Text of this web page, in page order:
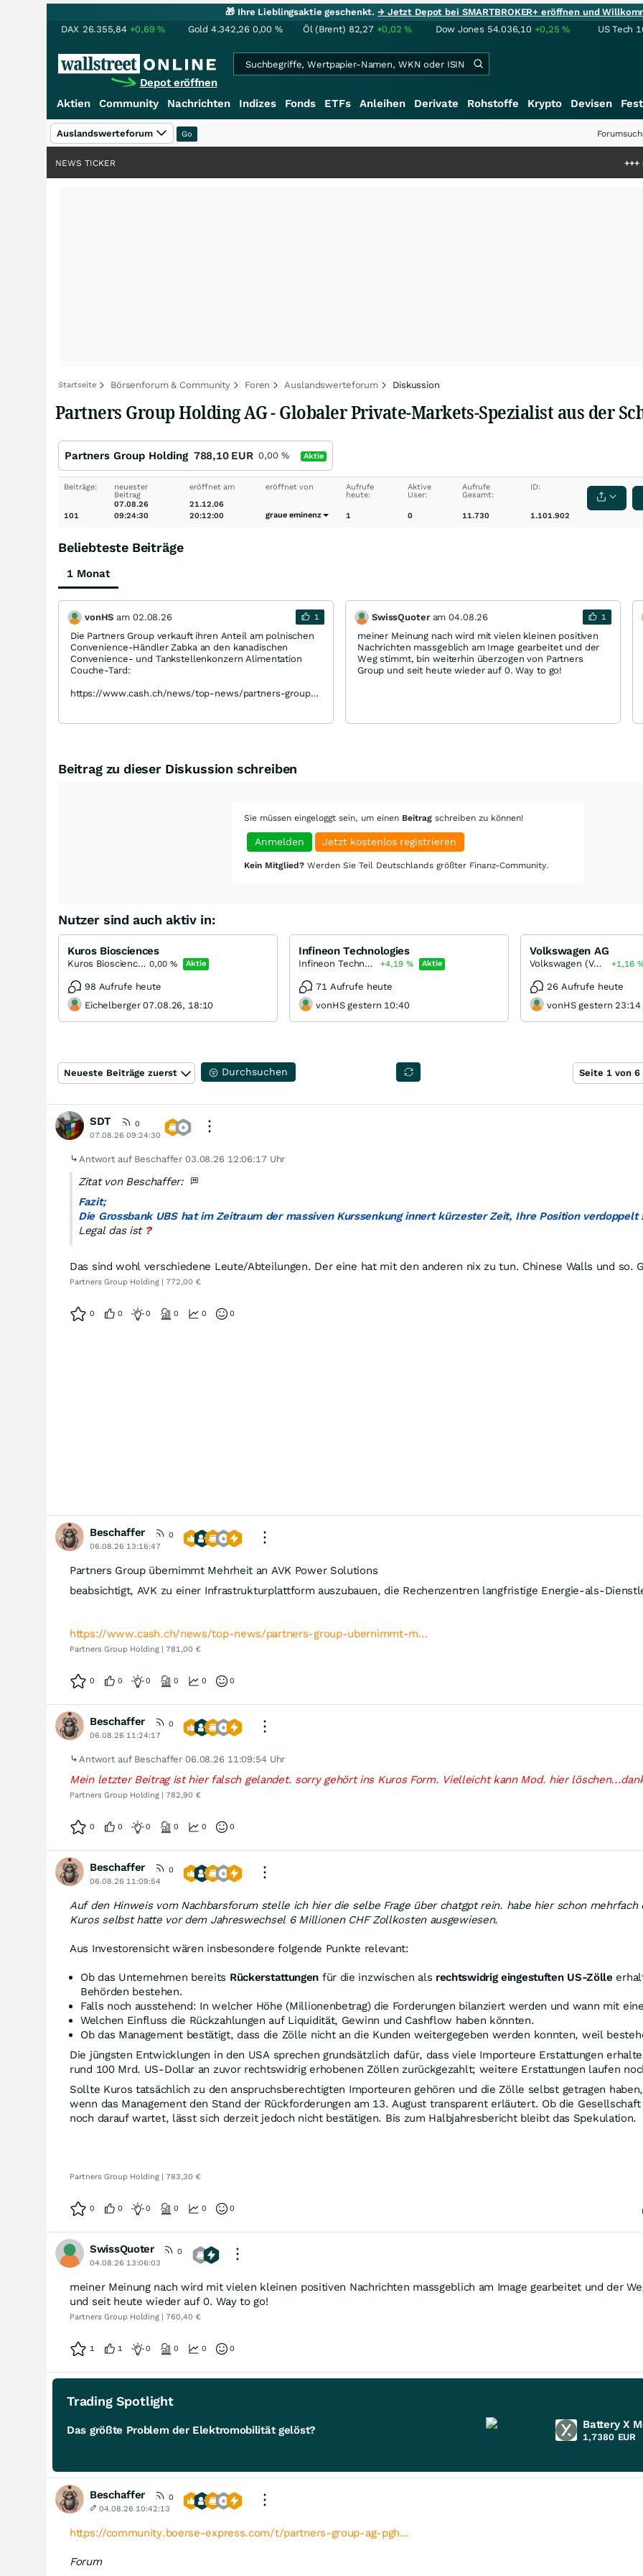
🎁 Ihre Lieblingsaktie geschenkt.→ Jetzt Depot bei SMARTBROKER+ eröffnen und
DAX 26.355,84 +0,69% Gold 4.342,26 0,00 % Öl (Brent) 82,27 +0,02% Dow Jones 54.036,10 +0,25% US Tech
Depot eröffnen
Aktien Community Nachrichten Indizes Fonds ETFs Anleihen Derivate Rohstoffe Krypto Devisen
Auslandswerteforum
Saga bei
NEWS TICKER
Startseite Börsenforum & Community Foren Auslandswerteforum Diskussion
Partners Group Holding AG - Globaler Private‑Markets‑Spezialist aus der
Partners Group Holding 788,10 EUR 0,00 % Aktie
Beiträge:
101
neuester
Beitrag
07.08.26
09:24:30
eröffnet am
21.12.06
20:12:00
eröffnet von
graue eminenz
Aufrufe
heute:
1
Aktive
User:
0
Aufrufe
Gesamt:
11.730
ID:
1.101.902
Beliebteste Beiträge
1 Monat
vonHS am 02.08.26 1
Die Partners Group verkauft ihren Anteil am polnischen
Convenience-Händler Zabka an den kanadischen
Convenience- und Tankstellenkonzern Alimentation
Couche-Tard:
https://www.cash.ch/news/top-news/partners-group-
SwissQuoter am04.08.26 1
meiner Meinung nach wird mit vielen kleinen positiven
Nachrichten massgeblich am Image gearbeitet und der
Weg stimmt, bin weiterhin überzogen von Partners
Group und seit heute wieder auf 0. Way to go!
Beitrag zu dieser Diskussion schreiben
Sie müssen eingeloggt sein, um einen Beitrag schreiben zu können!
Anmelden Jetzt kostenlos registrieren
Kein Mitglied? Werden Sie Teil Deutschlands größter Finanz-Community.
Nutzer sind auch aktiv in:
Kuros Biosciences
Kuros Biosciences 0,00 % Aktie
98 Aufrufe heute
Eichelberger 07.08.26, 18:10
Infineon Technologies
Infineon Technologies +4,19% Aktie
71 Aufrufe heute
vonHS gestern 10:40
Volkswagen AG
Volkswagen (VW) Vz +1,16
26 Aufrufe heute
vonHS gestern 23:14
Neueste Beiträge zuerst Durchsuchen Seite 1 von 6
SDT
0
07.08.26 09:24:30
Antwort auf Beschaffer03.08.26 12:06:17 Uhr
Zitat von Beschaffer:
Fazit;
Die Grossbank UBS hat im Zeitraum der massiven Kurssenkung innert kürzester Zeit, Ihre Position verdoppelt
Legal das ist ?
Das sind wohl verschiedene Leute/Abteilungen. Der eine hat mit den anderen nix zu tun. Chinese Walls und so.
Partners Group Holding | 772,00 €
0 0 0 0 0 0
Beschaffer
0
06.08.26 13:16:47
Partners Group übernimmt Mehrheit an AVK Power Solutions
beabsichtigt, AVK zu einer Infrastrukturplattform auszubauen, die Rechenzentren langfristige Energie-als-
https://www.cash.ch/news/top-news/partners-group-ubernimmt-m…
Partners Group Holding | 781,00 €
0 0 0 0 0 0
Beschaffer
0
06.08.26 11:24:17
Antwort auf Beschaffer06.08.26 11:09:54 Uhr
Mein letzter Beitrag ist hier falsch gelandet. sorry gehört ins Kuros Form. Vielleicht kann Mod. hier
Partners Group Holding | 782,90 €
0 0 0 0 0 0
Beschaffer
0
06.08.26 11:09:54
Auf den Hinweis vom Nachbarsforum stelle ich hier die selbe Frage über chatgpt rein. habe hier schon mehrfach
Kuros selbst hatte vor dem Jahreswechsel 6 Millionen CHF Zollkosten ausgewiesen.
Aus Investorensicht wären insbesondere folgende Punkte relevant:
Ob das Unternehmen bereits Rückerstattungen für die inzwischen als rechtswidrig eingestuften US-Zölle
Behörden bestehen.
Falls noch ausstehend: In welcher Höhe (Millionenbetrag) die Forderungen bilanziert werden und wann mit
Welchen Einfluss die Rückzahlungen auf Liquidität, Gewinn und Cashflow haben könnten.
Ob das Management bestätigt, dass die Zölle nicht an die Kunden weitergegeben werden konnten, weil
Die jüngsten Entwicklungen in den USA sprechen grundsätzlich dafür, dass viele Importeure Erstattungen
rund 100 Mrd. US-Dollar an zuvor rechtswidrig erhobenen Zöllen zurückgezahlt; weitere Erstattungen laufen
Sollte Kuros tatsächlich zu den anspruchsberechtigten Importeuren gehören und die Zölle selbst getragen
wenn das Management den Stand der Rückforderungen am 13. August transparent erläutert. Ob die
noch darauf wartet, lässt sich derzeit jedoch nicht bestätigen. Bis zum Halbjahresbericht bleibt das Spekulation.
Partners Group Holding | 783,30 €
0 0 0 0 0 0
SwissQuoter
0
04.08.26 13:06:03
meiner Meinung nach wird mit vielen kleinen positiven Nachrichten massgeblich am Image gearbeitet und der
und seit heute wieder auf 0. Way to go!
Partners Group Holding | 760,40 €
1 1 0 0 0 0
Trading Spotlight
Das größte Problem der Elektromobilität gelöst? Battery X
1,7380 EUR
Beschaffer
0
04.08.26 10:42:13
https://community.boerse-express.com/t/partners-group-ag-pgh…
Forum